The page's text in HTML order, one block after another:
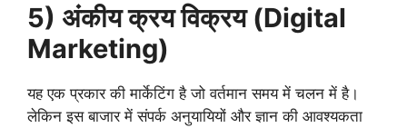
5) अंकीय क्रय विक्रय (Digital
Marketing)
यह एक प्रकार की मार्केटिंग है जो वर्तमान समय में चलन में है।
लेकिन इस बाजार में संपर्क अनुयायियों और ज्ञान की आवश्यकता